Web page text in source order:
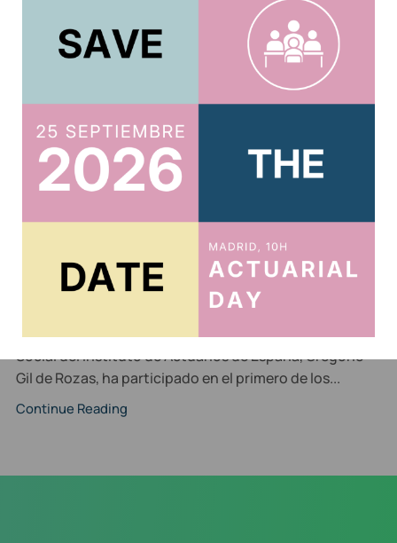
Related posts
foro “Horizonte Silver: rediseñando el
futuro de los seniors” organizado por El
Confidencial
El director del Observatorio Actuarial de Previsión
Social del Instituto de Actuarios de España, Gregorio
Gil de Rozas, ha participado en el primero de los...
Continue Reading